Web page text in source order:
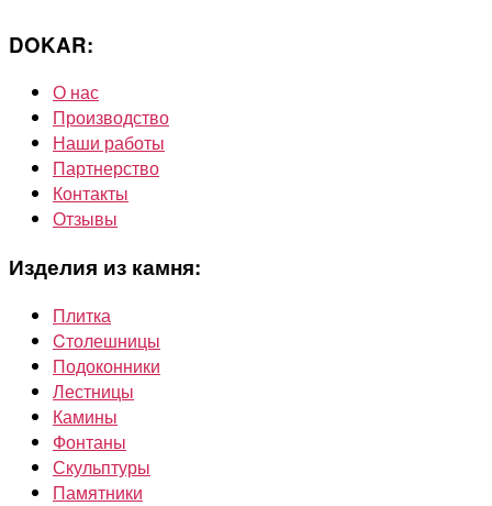
DOKAR:
О нас
Производство
Наши работы
Партнерство
Контакты
Отзывы
Изделия из камня:
Плитка
Cтолешницы
Подоконники
Лестницы
Камины
Фонтаны
Скульптуры
Памятники